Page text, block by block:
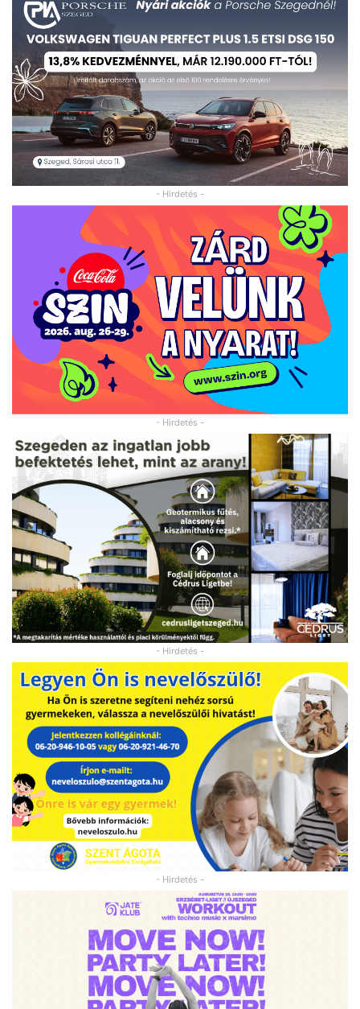
- Hirdetés -
- Hirdetés -
- Hirdetés -
- Hirdetés -